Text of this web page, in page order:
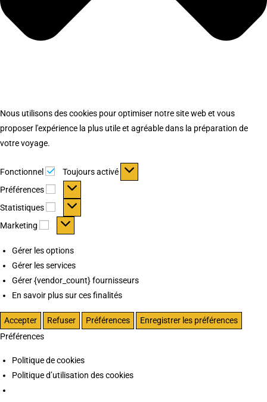
Nous utilisons des cookies pour optimiser notre site web et vous
proposer l'expérience la plus utile et agréable dans la préparation de
votre voyage.
Fonctionnel Fonctionnel
Toujours activé
Préférences
Préférences
Statistiques Statistiques
Marketing Marketing
Gérer les options
Gérer les services
Gérer {vendor_count} fournisseurs
En savoir plus sur ces finalités
Accepter Refuser Préférences
Enregistrer les préférences
Préférences
Politique de cookies
Politique d’utilisation des cookies